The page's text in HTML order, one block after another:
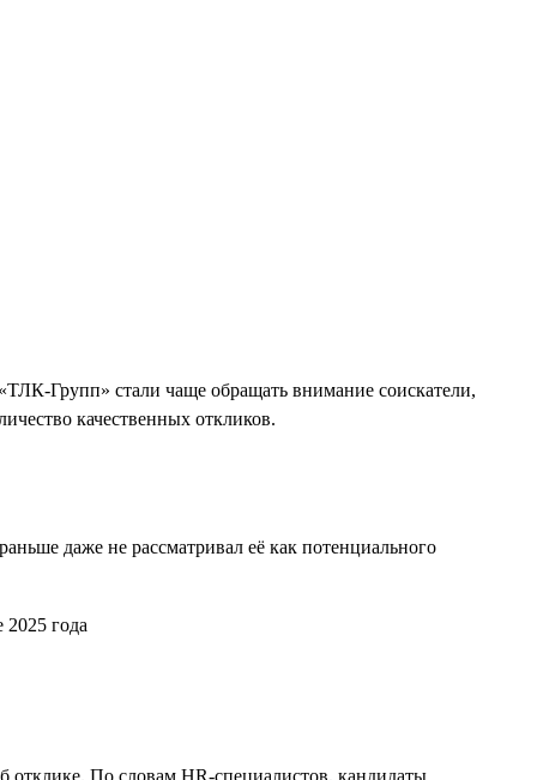
Групп» стали чаще обращать внимание соискатели,
качественных откликов.
даже не рассматривал её как потенциального
отклике. По словам HR-специалистов, кандидаты